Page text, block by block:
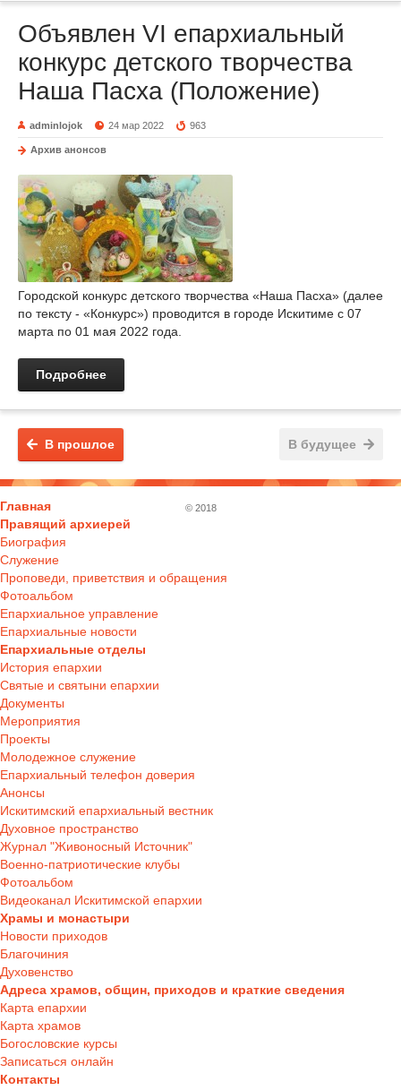
Объявлен VI епархиальный
конкурс детского творчества
Наша Пасха (Положение)
adminlojok 24 мар 2022 963
Архив анонсов
Городской конкурс детского творчества «Наша Пасха» (далее
по тексту - «Конкурс») проводится в городе Искитиме с 07
марта по 01 мая 2022 года.
Подробнее
В будущее
В прошлое
Главная
Правящий архиерей
Биография
Служение
Проповеди, приветствия и обращения
Фотоальбом
Епархиальное управление
Епархиальные новости
Епархиальные отделы
История епархии
Святые и святыни епархии
Документы
Мероприятия
Проекты
Молодежное служение
Епархиальный телефон доверия
Анонсы
Искитимский епархиальный вестник
Духовное пространство
Журнал "Живоносный Источник"
Военно-патриотические клубы
Фотоальбом
Видеоканал Искитимской епархии
Храмы и монастыри
Новости приходов
Благочиния
Духовенство
Адреса храмов, общин, приходов и краткие сведения
Карта епархии
Карта храмов
Богословские курсы
Записаться онлайн
Контакты
© 2018